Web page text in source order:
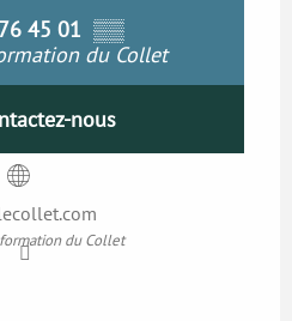
45 01 ▒▒
du Collet
nous
du Collet